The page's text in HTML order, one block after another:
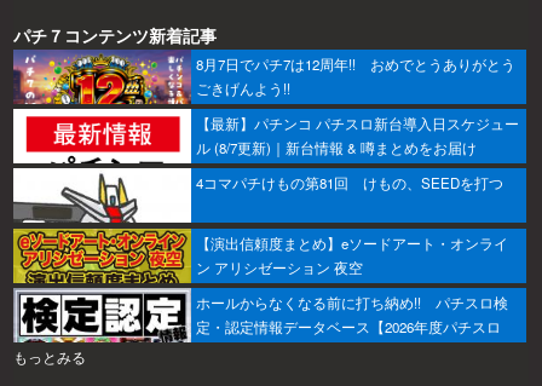
パチ７コンテンツ新着記事
8月7日でパチ7は12周年!! おめでとうありがとう
ごきげんよう!!
【最新】パチンコ パチスロ新台導入日スケジュー
ル (8/7更新)｜新台情報 & 噂まとめをお届け
4コマパチけもの第81回 けもの、SEEDを打つ
【演出信頼度まとめ】eソードアート・オンライ
ン アリシゼーション 夜空
ホールからなくなる前に打ち納め!! パチスロ検
定・認定情報データベース【2026年度パチスロ
もっとみる